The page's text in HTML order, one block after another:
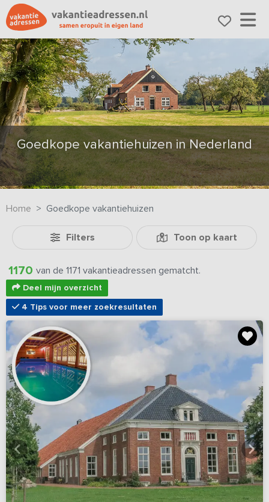
Goedkope vakantiehuizen in Nederland
Home Goedkope vakantiehuizen
Filters Toon op kaart
1170 van de 1171 vakantieadressen gematcht.
Deel mijn overzicht
4 Tips voor meer zoekresultaten